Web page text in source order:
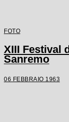
FOTO
XIII Festival
Sanremo
06 FEBBRAIO 1963